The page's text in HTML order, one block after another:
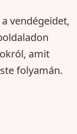
vendégeidet,
amit
folyamán.